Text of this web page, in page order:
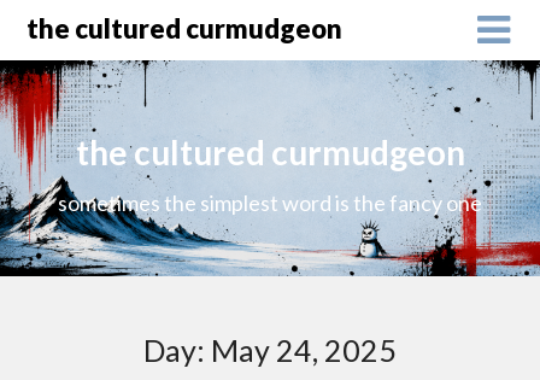
the cultured curmudgeon
the cultured curmudgeon
sometimes the simplest word is the fancy one
Day: May 24, 2025